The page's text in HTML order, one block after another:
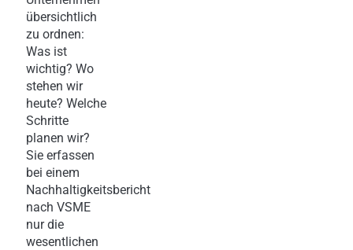
übersichtlich
zu ordnen:
Was ist
wichtig? Wo
stehen wir
heute? Welche
Schritte
planen wir?
Sie erfassen
bei einem
Nachhaltigkeitsbericht
nach VSME
nur die
wesentlichen